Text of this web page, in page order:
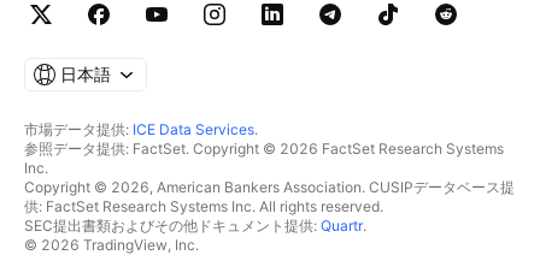
日本語
市場データ提供: ICE Data Services.
参照データ提供: FactSet. Copyright © 2026 FactSet Research Systems
Inc.
Copyright © 2026, American Bankers Association. CUSIPデータベース提
供: FactSet Research Systems Inc. All rights reserved.
SEC提出書類およびその他ドキュメント提供: Quartr.
© 2026 TradingView, Inc.